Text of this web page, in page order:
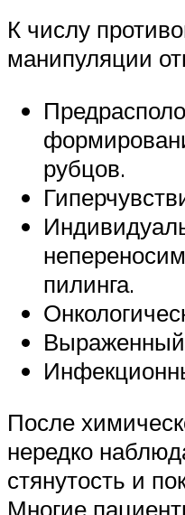
К числу
манипуляции
рубцов.
пилинга.
Выраженный
После
нередко
стянутость и
Многие